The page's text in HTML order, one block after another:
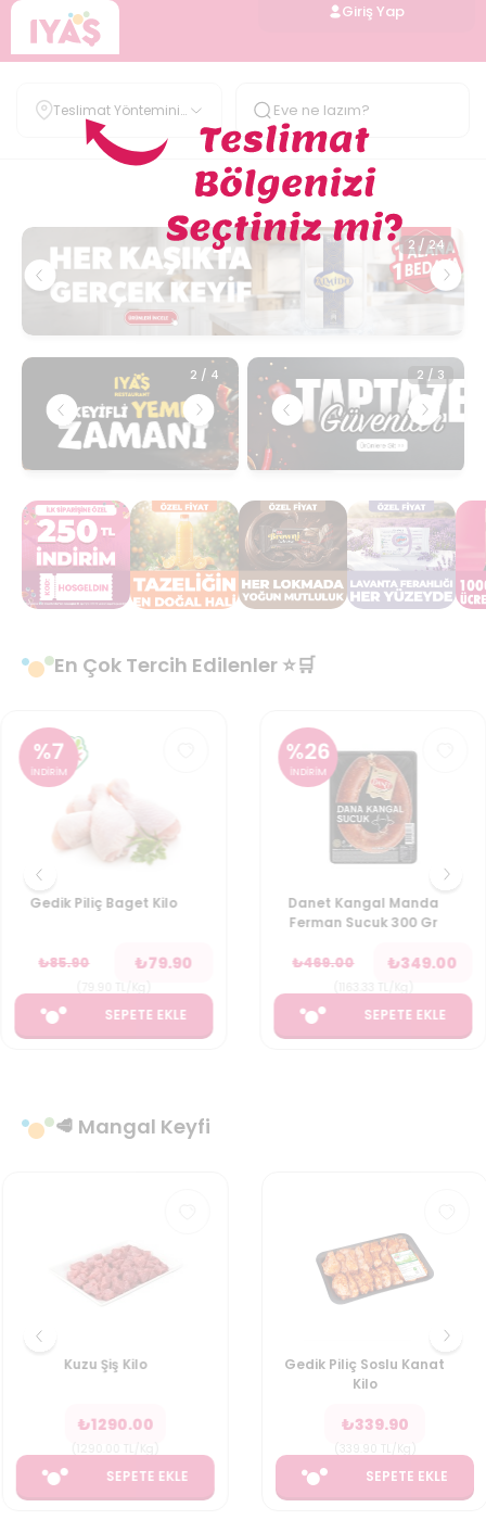
Giriş Yap
Teslimat Yöntemini
Belirle
2 /24
2 / 4 2 / 3
En Çok Tercih Edilenler ⭐🛒
%7
İNDİRİM
Gedik Piliç Baget Kilo
₺85.90 ₺79.90
SEPETE EKLE
%26
İNDİRİM
Danet Kangal Manda
Ferman Sucuk 300 Gr
₺469.00 ₺349.00
SEPETE EKLE
🥩 Mangal Keyfi
Kuzu Şiş Kilo
₺1290.00
SEPETE EKLE
Gedik Piliç Soslu Kanat
Kilo
₺339.90
SEPETE EKLE